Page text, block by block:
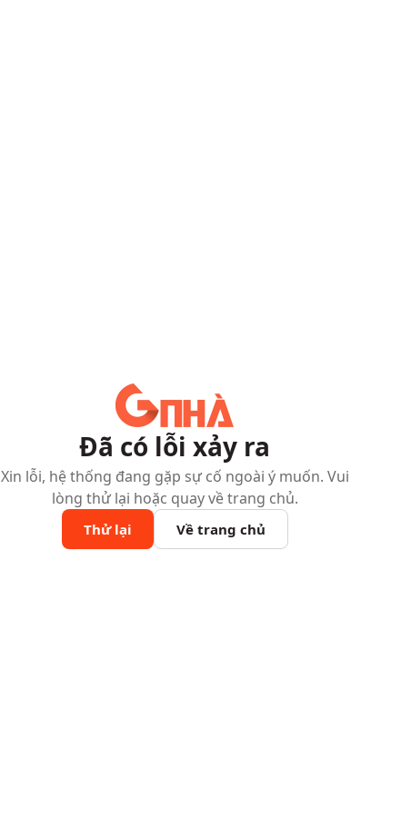
Đã có lỗi xảy ra
Xin lỗi, hệ thống đang gặp sự cố ngoài ý muốn. Vui
lòng thử lại hoặc quay về trang chủ.
Thử lại Về trang chủ